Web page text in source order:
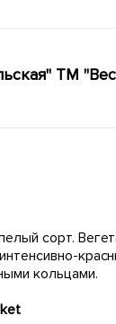
ТМ
сорт.
кольцами.